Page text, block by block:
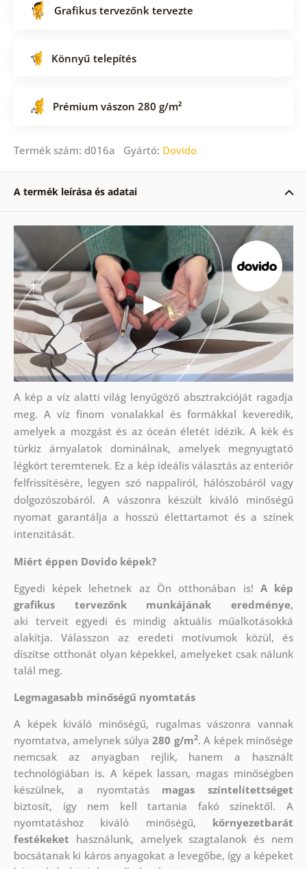
Grafikus tervezőnk tervezte
Könnyű telepítés
Prémium vászon 280 g/m²
Termék szám: d016a Gyártó: Dovido
A termék leírása és adatai
A kép a víz alatti világ lenyűgöző absztrakcióját ragadja
meg. A víz finom vonalakkal és formákkal keveredik,
amelyek a mozgást és az óceán életét idézik. A kék és
türkiz árnyalatok dominálnak, amelyek megnyugtató
légkört teremtenek. Ez a kép ideális választás az enteriőr
felfrissítésére, legyen szó nappaliról, hálószobáról vagy
dolgozószobáról. A vászonra készült kiváló minőségű
nyomat garantálja a hosszú élettartamot és a színek
intenzitását.
Miért éppen Dovido képek?
Egyedi képek lehetnek az Ön otthonában is! A kép
grafikus tervezőnk munkájának eredménye,
aki terveit egyedi és mindig aktuális műalkotásokká
alakítja. Válasszon az eredeti motívumok közül, és
díszítse otthonát olyan képekkel, amelyeket csak nálunk
talál meg.
Legmagasabb minőségű nyomtatás
A képek kiváló minőségű, rugalmas vászonra vannak
nyomtatva, amelynek súlya280 g/m2. A képek minősége
nemcsak az anyagban rejlik, hanem a használt
technológiában is. A képek lassan, magas minőségben
készülnek, a nyomtatás magas színtelítettséget
biztosít, így nem kell tartania fakó színektől. A
nyomtatáshoz kiváló minőségű, környezetbarát
festékeket használunk, amelyek szagtalanok és nem
bocsátanak ki káros anyagokat a levegőbe, így a képeket